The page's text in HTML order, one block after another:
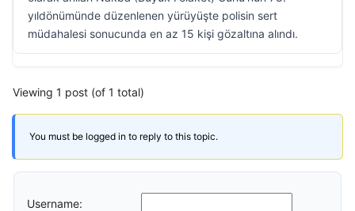
yıldönümünde düzenlenen yürüyüşte polisin sert
müdahalesi sonucunda en az 15 kişi gözaltına alındı.
Viewing 1 post (of 1 total)
You must be logged in to reply to this topic.
Username: